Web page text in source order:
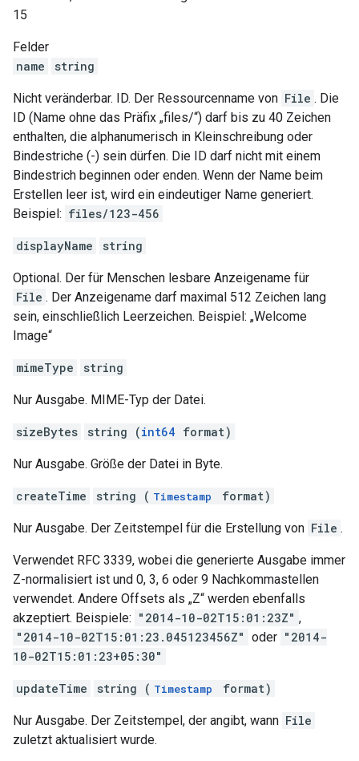
15
Felder
name
string
Nicht veränderbar. ID. Der Ressourcenname von File . Die
ID (Name ohne das Präfix „files/“) darf bis zu 40 Zeichen
enthalten, die alphanumerisch in Kleinschreibung oder
Bindestriche (-) sein dürfen. Die ID darf nicht mit einem
Bindestrich beginnen oder enden. Wenn der Name beim
Erstellen leer ist, wird ein eindeutiger Name generiert.
Beispiel: files/123-456
displayName string
Optional. Der für Menschen lesbare Anzeigename für
File . Der Anzeigename darf maximal 512 Zeichen lang
sein, einschließlich Leerzeichen. Beispiel: „Welcome
Image“
mimeType string
Nur Ausgabe. MIME-Typ der Datei.
sizeBytes string (int64 format)
Nur Ausgabe. Größe der Datei in Byte.
createTime string ( Timestamp format)
Nur Ausgabe. Der Zeitstempel für die Erstellung von File .
Verwendet RFC 3339, wobei die generierte Ausgabe immer
Z-normalisiert ist und 0, 3, 6 oder 9 Nachkommastellen
verwendet. Andere Offsets als „Z“ werden ebenfalls
akzeptiert. Beispiele: "2014-10-02T15:01:23Z" ,
"2014-10-02T15:01:23.045123456Z" oder "2014-
10-02T15:01:23+05:30"
updateTime string ( Timestamp format)
Nur Ausgabe. Der Zeitstempel, der angibt, wann File
zuletzt aktualisiert wurde.